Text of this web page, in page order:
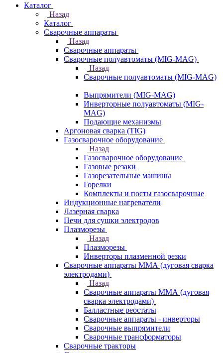
Каталог
Назад
Каталог
Сварочные аппараты
Назад
Сварочные аппараты
Сварочные полуавтоматы (MIG-MAG)
Назад
Сварочные полуавтоматы (MIG-MAG)
Выпрямители (MIG-MAG)
Инверторные полуавтоматы (MIG-
MAG)
Подающие механизмы
Аргоновая сварка (TIG)
Газосварочное оборудование
Назад
Газосварочное оборудование
Газовые резаки
Газорезательные машины
Горелки
Комплекты и посты газосварочные
Индукционные нагреватели
Лазерная сварка
Печи для сушки электродов
Плазморезы
Назад
Плазморезы
Инверторы плазменной резки
Сварочные аппараты ММА (дуговая сварка
электродами)
Назад
Сварочные аппараты ММА (дуговая
сварка электродами)
Балластные реостаты
Сварочные аппараты - инверторы
Сварочные выпрямители
Сварочные трансформаторы
Сварочные тракторы